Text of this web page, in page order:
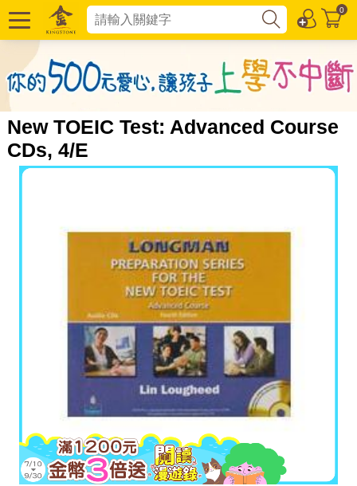
0
New TOEIC Test: Advanced Course
CDs, 4/E